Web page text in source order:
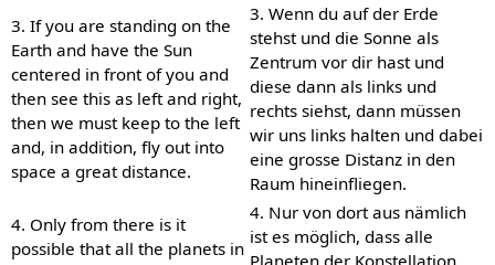
3. If you are standing on the
Earth and have the Sun
centered in front of you and
then see this as left and right,
then we must keep to the left
and, in addition, fly out into
space a great distance.
3. Wenn du auf der Erde
stehst und die Sonne als
Zentrum vor dir hast und
diese dann als links und
rechts siehst, dann müssen
wir uns links halten und dabei
eine grosse Distanz in den
Raum hineinfliegen.
4. Only from there is it
possible that all the planets in
4. Nur von dort aus nämlich
ist es möglich, dass alle
Planeten der Konstellation